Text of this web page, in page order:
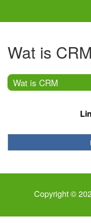
Wat is CRM
Wat is CRM
Copyright ©